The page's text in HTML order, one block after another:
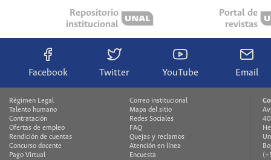
Repositorio
institucional
Portal de
revistas
Facebook Twitter YouTube Email
Régimen Legal
Talento humano
Contratación
Ofertas de empleo
Rendición de cuentas
Concurso docente
Pago Virtual
Correo institucional
Mapa del sitio
Redes Sociales
FAQ
Quejas y reclamos
Atención en línea
Encuesta